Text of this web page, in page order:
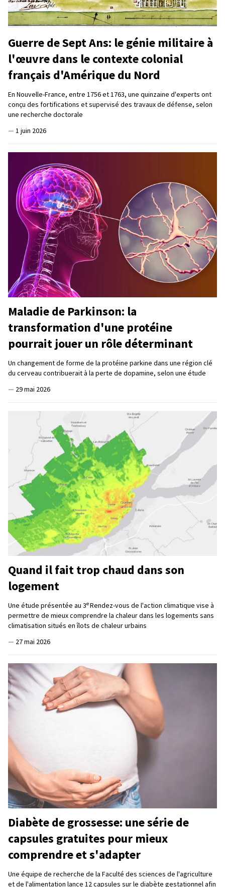
Guerre de Sept Ans: le génie militaire à
l'œuvre dans le contexte colonial
français d'Amérique du Nord
En Nouvelle-France, entre 1756 et 1763, une quinzaine d'experts ont
conçu des fortifications et supervisé des travaux de défense, selon
une recherche doctorale
— 1 juin 2026
Maladie de Parkinson: la
transformation d'une protéine
pourrait jouer un rôle déterminant
Un changement de forme de la protéine parkine dans une région clé
du cerveau contribuerait à la perte de dopamine, selon une étude
— 29 mai 2026
Quand il fait trop chaud dans son
logement
Une étude présentée au 3eRendez-vous de l'action climatique vise à
permettre de mieux comprendre la chaleur dans les logements sans
climatisation situés en îlots de chaleur urbains
— 27 mai 2026
Diabète de grossesse: une série de
capsules gratuites pour mieux
comprendre et s'adapter
Une équipe de recherche de la Faculté des sciences de l'agriculture
et de l'alimentation lance 12 capsules sur le diabète gestationnel afin